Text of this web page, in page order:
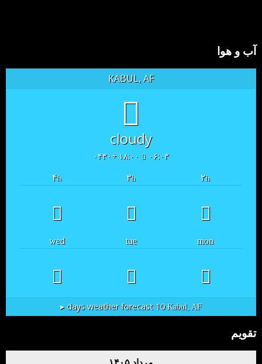
آب و هوا
KABUL, AF
cloudy
۰۶:۰۳ ۱۸:۰۰ +۰۴۳۰
۲h ۳h ۴h
mon
tue
wed
Kabul, AF
10 days weather forecast ▸
تقویم